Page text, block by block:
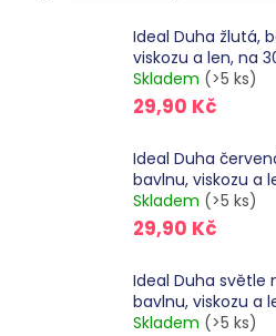
Ideal Duha žlutá,
viskozu a len, na
Skladem (>5 ks)
29,90 Kč
Ideal Duha
bavlnu, viskozu a
Skladem (>5 ks)
29,90 Kč
Ideal Duha světle
bavlnu, viskozu a
Skladem (>5 ks)